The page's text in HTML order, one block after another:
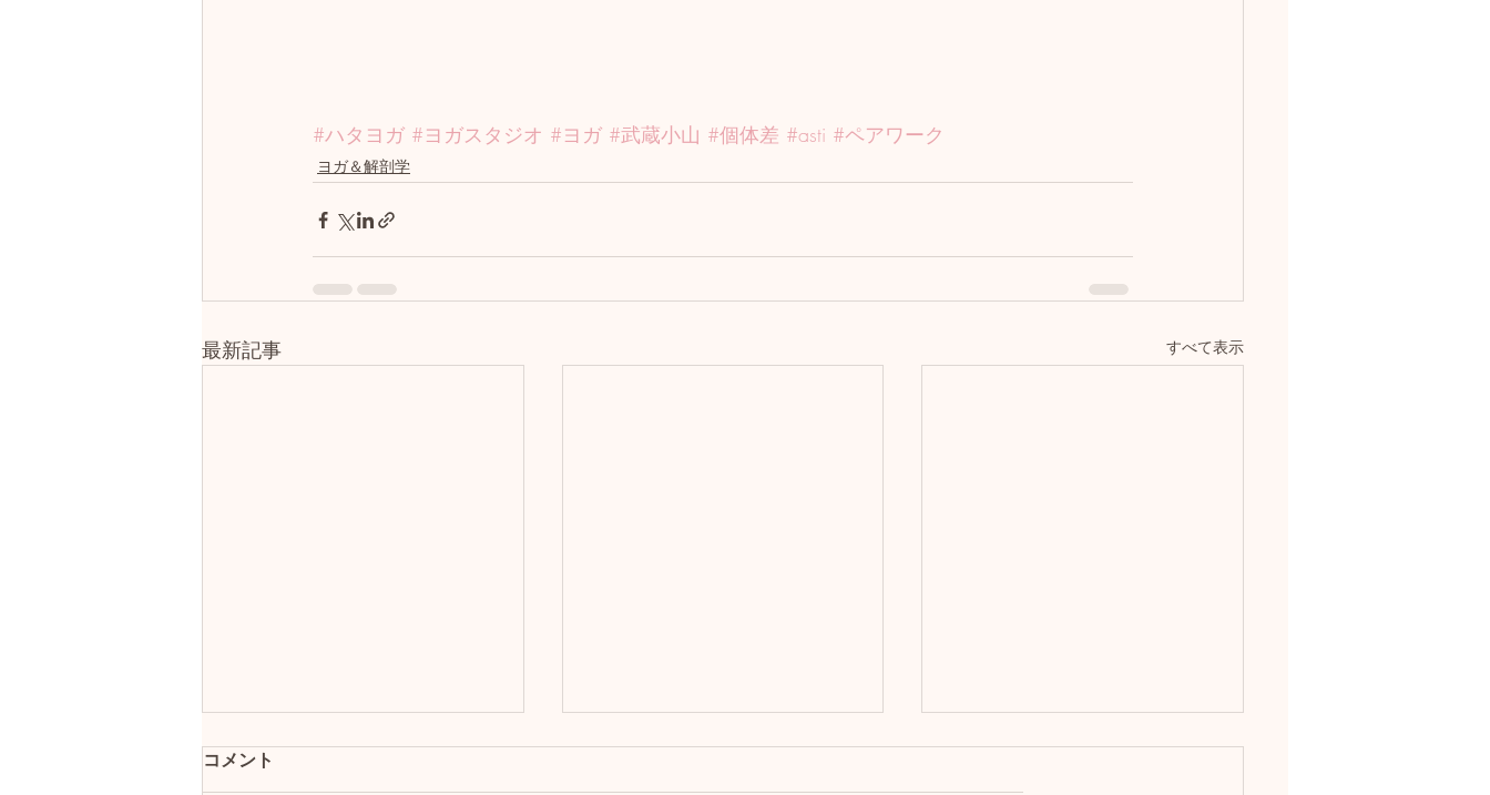
#ハタヨガ #ヨガスタジオ #ヨガ #武蔵小山 #個体差 #asti #ペアワーク
ヨガ＆解剖学
最新記事 すべて表示
コメント